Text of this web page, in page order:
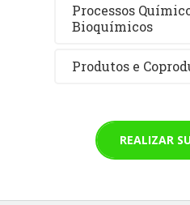
Processos
Bioquímicos
Produtos e
REALIZAR